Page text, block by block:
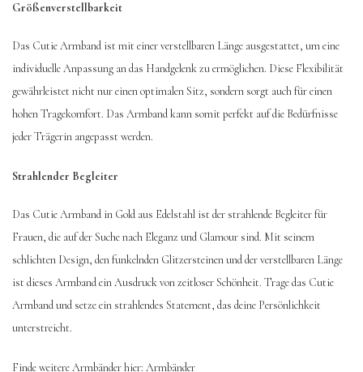
Größenverstellbarkeit
Das Cutie Armband ist mit einer verstellbaren Länge ausgestattet, um eine
individuelle Anpassung an das Handgelenk zu ermöglichen. Diese Flexibilität
gewährleistet nicht nur einen optimalen Sitz, sondern sorgt auch für einen
hohen Tragekomfort. Das Armband kann somit perfekt auf die Bedürfnisse
jeder Trägerin angepasst werden.
Strahlender Begleiter
Das Cutie Armband in Gold aus Edelstahl ist der strahlende Begleiter für
Frauen, die auf der Suche nach Eleganz und Glamour sind. Mit seinem
schlichten Design, den funkelnden Glitzersteinen und der verstellbaren Länge
ist dieses Armband ein Ausdruck von zeitloser Schönheit. Trage das Cutie
Armband und setze ein strahlendes Statement, das deine Persönlichkeit
unterstreicht.
Finde weitere Armbänder hier: Armbänder